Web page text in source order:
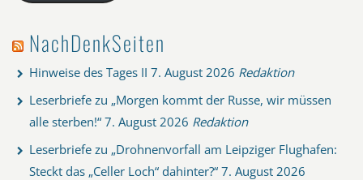
NachDenkSeiten
Hinweise des Tages II 7. August 2026 Redaktion
Leserbriefe zu „Morgen kommt der Russe, wir müssen
alle sterben!“ 7. August 2026 Redaktion
Leserbriefe zu „Drohnenvorfall am Leipziger Flughafen:
Steckt das „Celler Loch“ dahinter?“ 7. August 2026